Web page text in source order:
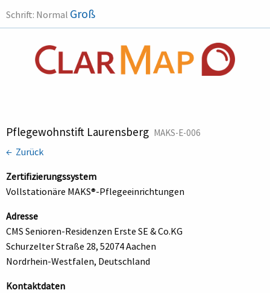
Schrift: Normal Groß
Pflegewohnstift Laurensberg MAKS-E-006
← Zurück
Zertifizierungssystem
Vollstationäre MAKS®-Pflegeeinrichtungen
Adresse
CMS Senioren-Residenzen Erste SE & Co.KG
Schurzelter Straße 28, 52074 Aachen
Nordrhein-Westfalen, Deutschland
Kontaktdaten